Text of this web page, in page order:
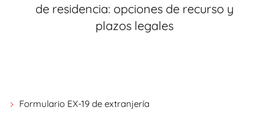
de residencia: opciones de recurso y
plazos legales
Formulario EX-19 de extranjería